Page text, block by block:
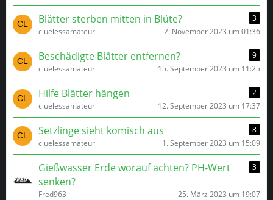
Blätter sterben mitten in Blüte?
3
cluelessamateur
2. November 2023 um 01:36
Beschädigte Blätter entfernen?
9
cluelessamateur
15. September 2023 um 11:25
Hilfe Blätter hängen
2
cluelessamateur
12. September 2023 um 17:37
Setzlinge sieht komisch aus
8
cluelessamateur
1. September 2023 um 15:09
Gießwasser Erde worauf achten? PH-Wert
senken?
3
Fred963 25. März 2023 um 19:07